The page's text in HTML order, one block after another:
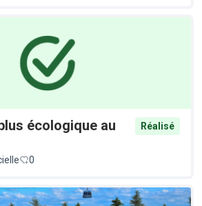
écologique au
Réalisé
0